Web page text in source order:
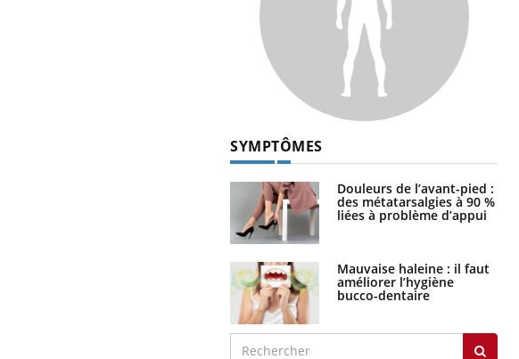
SYMPTÔMES
Douleurs de l’avant-pied :
des métatarsalgies à 90 %
liées à problème d’appui
Mauvaise haleine : il faut
améliorer l’hygiène
bucco-dentaire